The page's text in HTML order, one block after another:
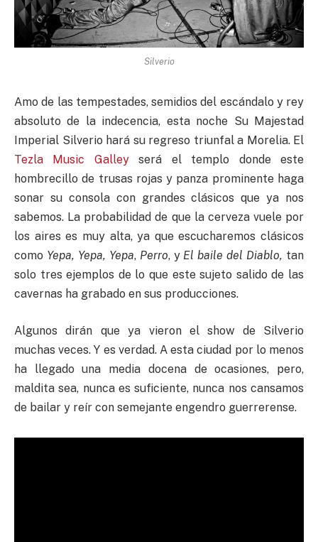
Silverio
Amo de las tempestades, semidios del escándalo y rey
absoluto de la indecencia, esta noche Su Majestad
Imperial Silverio hará su regreso triunfal a Morelia. El
Tezla Music Galleyserá el templo donde este
hombrecillo de trusas rojas y panza prominente haga
sonar su consola con grandes clásicos que ya nos
sabemos. La probabilidad de que la cerveza vuele por
los aires es muy alta, ya que escucharemos clásicos
como Yepa, Yepa, Yepa, Perro, y El baile del Diablo, tan
solo tres ejemplos de lo que este sujeto salido de las
cavernas ha grabado en sus producciones.
Algunos dirán que ya vieron el show de Silverio
muchas veces. Y es verdad. A esta ciudad por lo menos
ha llegado una media docena de ocasiones, pero,
maldita sea, nunca es suficiente, nunca nos cansamos
de bailar y reír con semejante engendro guerrerense.